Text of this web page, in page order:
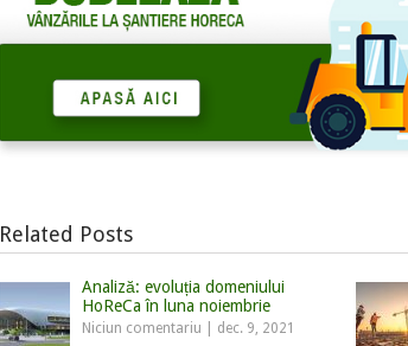
Related Posts
Analiză: evoluția domeniului
HoReCa în luna noiembrie
Niciun comentariu dec. 9, 2021